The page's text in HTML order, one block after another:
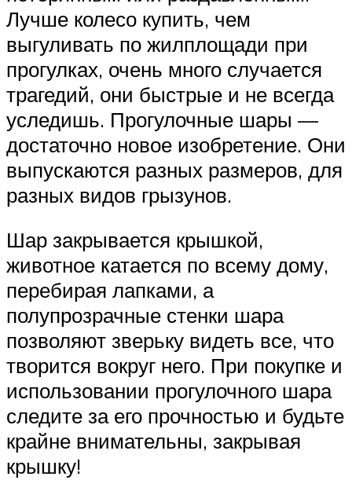
Лучше колесо купить, чем
выгуливать по жилплощади при
прогулках, очень много случается
трагедий, они быстрые и не всегда
уследишь. Прогулочные шары —
достаточно новое изобретение. Они
выпускаются разных размеров, для
разных видов грызунов.
Шар закрывается крышкой,
животное катается по всему дому,
перебирая лапками, а
полупрозрачные стенки шара
позволяют зверьку видеть все, что
творится вокруг него. При покупке и
использовании прогулочного шара
следите за его прочностью и будьте
крайне внимательны, закрывая
крышку!